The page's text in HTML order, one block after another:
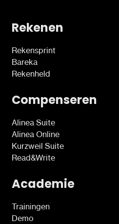
Rekenen
Rekensprint
Bareka
Rekenheld
Compenseren
Alinea Suite
Alinea Online
Kurzweil Suite
Read&Write
Academie
Trainingen
Demo